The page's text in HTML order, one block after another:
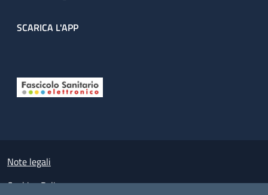
SCARICA L'APP
Small prints
Note legali
Cookies Policy